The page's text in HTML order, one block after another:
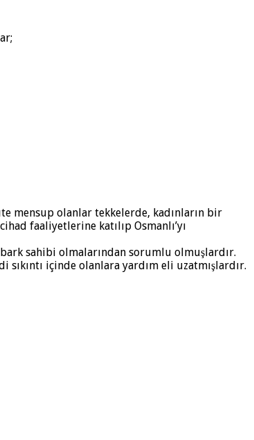
mensup olanlar tekkelerde, kadınların bir
faaliyetlerine katılıp Osmanlı’yı
sahibi olmalarından sorumlu olmuşlardır.
içinde olanlara yardım eli uzatmışlardır.